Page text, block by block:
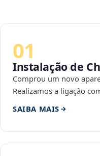
01
Instalação de
Comprou um novo
Realizamos a ligação
SAIBA MAIS